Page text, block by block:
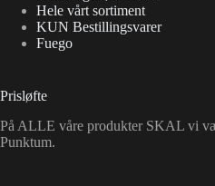
Hele vårt sortiment
KUN Bestillingsvarer
Fuego
Prisløfte
På ALLE våre produkter SKAL vi
Punktum.